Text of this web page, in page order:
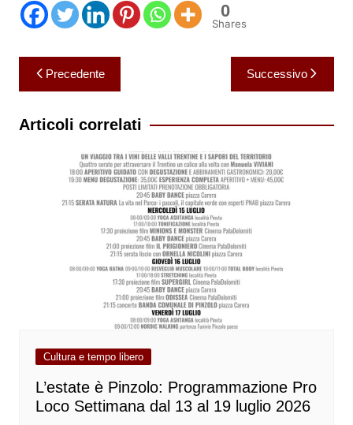
0
Shares
Navigazione
articoli
Precedente Successivo
Articoli correlati
Cultura e tempo libero
L’estate è Pinzolo: Programmazione Pro
Loco Settimana dal 13 al 19 luglio 2026